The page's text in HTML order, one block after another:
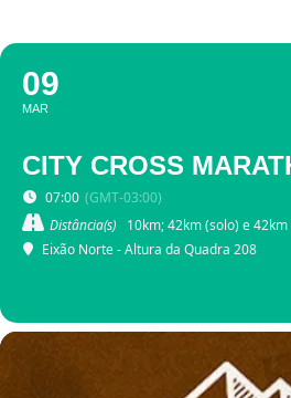
09
MAR
CITY CROSS
07:00 (GMT-03:00)
Distância(s)
10km; 42km (solo) e
Eixão Norte - Altura da Quadra 208